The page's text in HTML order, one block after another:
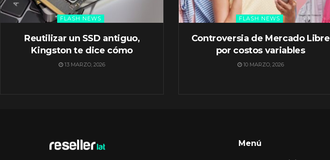
FLASH NEWS
Reutilizar un SSD antiguo,
Kingston te dice cómo
13 MARZO, 2026
FLASH NEWS
Controversia de Mercado Libre
por costos variables
10 MARZO, 2026
Menú